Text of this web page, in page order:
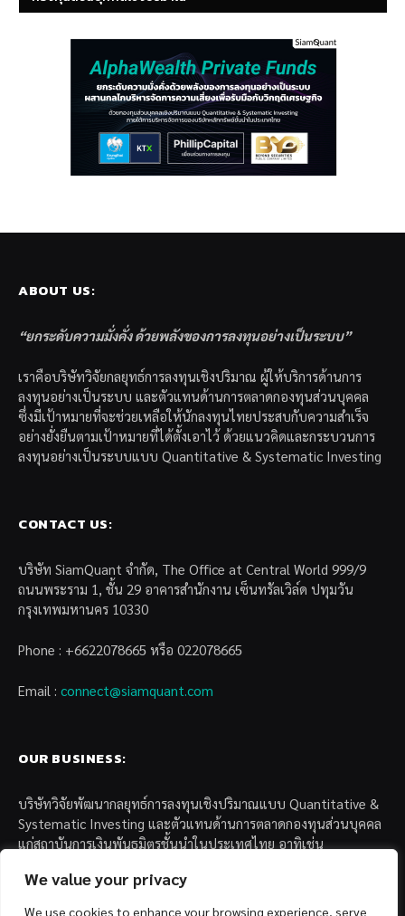
We value your privacy
We use cookies to enhance your browsing experience, serve
ABOUT US:
“ยกระดับความมั่งคั่ง ด้วยพลังของการลงทุนอย่างเป็นระบบ”
เราคือบริษัทวิจัยกลยุทธ์การลงทุนเชิงปริมาณ ผู้ให้บริการด้านการ
ลงทุนอย่างเป็นระบบ และตัวแทนด้านการตลาดกองทุนส่วนบุคคล
ซึ่งมีเป้าหมายที่จะช่วยเหลือให้นักลงทุนไทยประสบกับความสำเร็จ
อย่างยั่งยืนตามเป้าหมายที่ได้ตั้งเอาไว้ ด้วยแนวคิดและกระบวนการ
ลงทุนอย่างเป็นระบบแบบ Quantitative & Systematic Investing
CONTACT US:
บริษัท SiamQuant จำกัด, The Office at Central World 999/9
ถนนพระราม 1, ชั้น 29 อาคารสำนักงาน เซ็นทรัลเวิล์ด ปทุมวัน
กรุงเทพมหานคร 10330
Phone : +6622078665 หรือ 022078665
Email : connect@siamquant.com
OUR BUSINESS:
บริษัทวิจัยพัฒนากลยุทธ์การลงทุนเชิงปริมาณแบบ Quantitative &
Systematic Investing และตัวแทนด้านการตลาดกองทุนส่วนบุคคล
แก่สถาบันการเงินพันธมิตรชั้นนำในประเทศไทย อาทิเช่น
– บล. กรุงไทย เอ็กซ์สปริง จำกัด
– บล. ฟิลลิป (ประเทศไทย) จำกัด (มหาชน)